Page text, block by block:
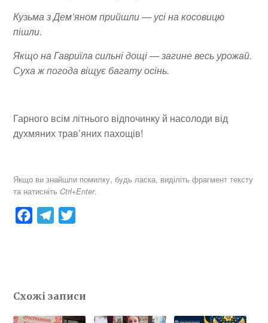
Кузьма з Дем’яном прийшли — усі на косовицю
пішли.
Якщо на Гавриїла сильні дощі — загине весь урожай.
Суха ж погода віщує багату осінь.
Гарного всім літнього відпочинку й насолоди від
духмяних трав’яних пахощів!
Якщо ви знайшли помилку, будь ласка, виділіть фрагмент тексту
та натисніть Ctrl+Enter.
o
o
r
a
e
r
Схожі записи